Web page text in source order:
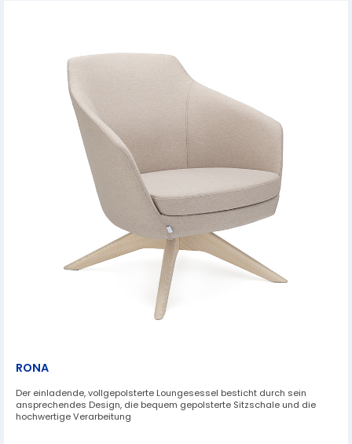
RONA
Der einladende, vollgepolsterte Loungesessel besticht durch sein
ansprechendes Design, die bequem gepolsterte Sitzschale und die
hochwertige Verarbeitung